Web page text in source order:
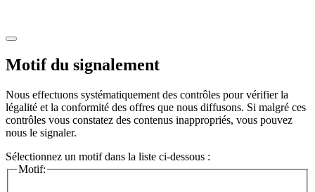
Motif du signalement
Nous effectuons systématiquement des contrôles pour vérifier la
légalité et la conformité des offres que nous diffusons. Si malgré ces
contrôles vous constatez des contenus inappropriés, vous pouvez
nous le signaler.
Sélectionnez un motif dans la liste ci-dessous :
Motif: